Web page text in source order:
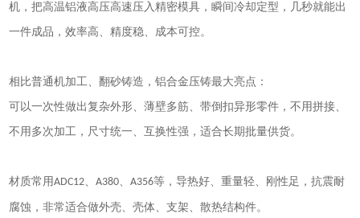
机，把高温铝液高压高速压入精密模具，瞬间冷却定型，几秒就能出
一件成品，效率高、精度稳、成本可控。
相比普通机加工、翻砂铸造，铝合金压铸最大亮点：
可以一次性做出复杂外形、薄壁多筋、带倒扣异形零件，不用拼接、
不用多次加工，尺寸统一、互换性强，适合长期批量供货。
材质常用ADC12、A380、A356等，导热好、重量轻、刚性足，抗震耐
腐蚀，非常适合做外壳、壳体、支架、散热结构件。